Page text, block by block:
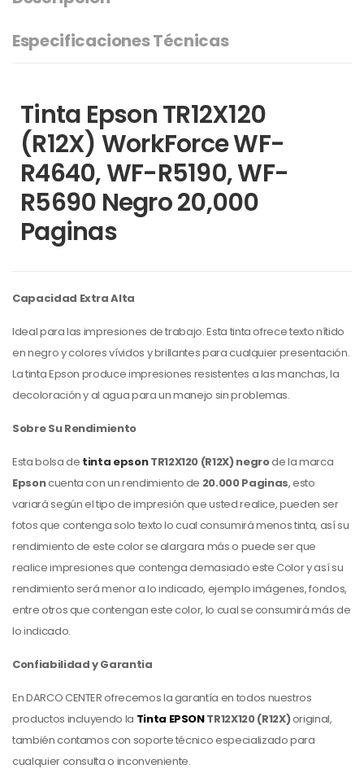
Especificaciones Técnicas
Tinta Epson TR12X120
(R12X) WorkForce WF-
R4640, WF-R5190, WF-
R5690 Negro 20,000
Paginas
Capacidad Extra Alta
Ideal para las impresiones de trabajo. Esta tinta ofrece texto nítido
en negro y colores vívidos y brillantes para cualquier presentación.
La tinta Epson produce impresiones resistentes a las manchas, la
decoloración y al agua para un manejo sin problemas.
Sobre Su Rendimiento
Esta bolsa de tinta epsonTR12X120 (R12X) negrode la marca
Epsoncuenta con un rendimiento de 20.000 Paginas, esto
variará según el tipo de impresión que usted realice, pueden ser
fotos que contenga solo texto lo cual consumirá menos tinta, así su
rendimiento de este color se alargara más o puede ser que
realice impresiones que contenga demasiado este Color y así su
rendimiento será menor a lo indicado, ejemplo imágenes, fondos,
entre otros que contengan este color, lo cual se consumirá más de
lo indicado.
Confiabilidad y Garantia
En DARCO CENTER ofrecemos la garantía en todos nuestros
productos incluyendo la Tinta EPSONTR12X120 (R12X)original,
también contamos con soporte técnico especializado para
cualquier consulta o inconveniente.